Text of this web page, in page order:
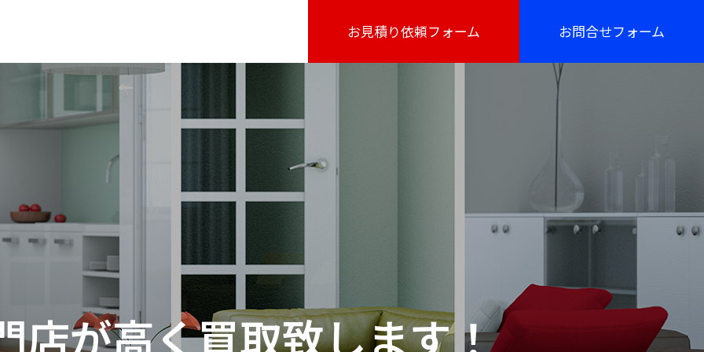
お見積り依頼フォーム お問合せフォーム
店が高く買取致します！